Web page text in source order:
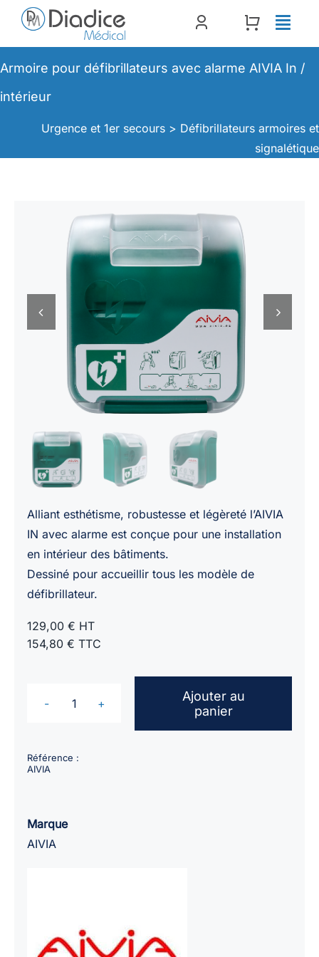
Passer
contenu
Armoire pour défibrillateurs avec alarme AIVIA In /
intérieur
Urgence et 1er secours > Défibrillateurs armoires et
signalétique
Alliant esthétisme, robustesse et légèreté l’AIVIA
IN avec alarme est conçue pour une installation
en intérieur des bâtiments.
Dessiné pour accueillir tous les modèle de
défibrillateur.
129,00 € HT
154,80 € TTC
quantité
Ajouter au
panier
Référence :
AIVIA
Marque
AIVIA